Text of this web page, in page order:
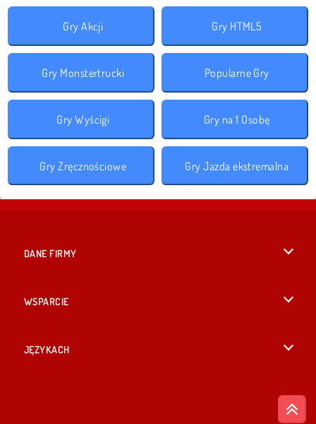
Gry Akcji Gry HTML5
Gry Monstertrucki Popularne Gry
Gry Wyścigi Gry na 1 Osobę
Gry Zręcznościowe Gry Jazda ekstremalna
DANE FIRMY
WSPARCIE
JĘZYKACH